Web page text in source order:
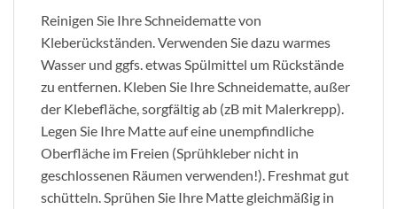
Reinigen Sie Ihre Schneidematte von
Kleberückständen. Verwenden Sie dazu warmes
Wasser und ggfs. etwas Spülmittel um Rückstände
zu entfernen. Kleben Sie Ihre Schneidematte, außer
der Klebefläche, sorgfältig ab (zB mit Malerkrepp).
Legen Sie Ihre Matte auf eine unempfindliche
Oberfläche im Freien (Sprühkleber nicht in
geschlossenen Räumen verwenden!). Freshmat gut
schütteln. Sprühen Sie Ihre Matte gleichmäßig in